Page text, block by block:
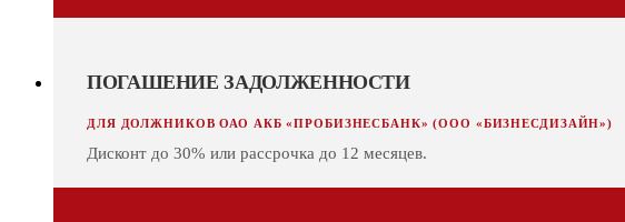
ПОГАШЕНИЕ ЗАДОЛЖЕННОСТИ
ДЛЯ ДОЛЖНИКОВ ОАО АКБ «ПРОБИЗНЕСБАНК» (ООО «БИЗНЕСДИЗАЙН»)
Дисконт до 30% или рассрочка до 12 месяцев.